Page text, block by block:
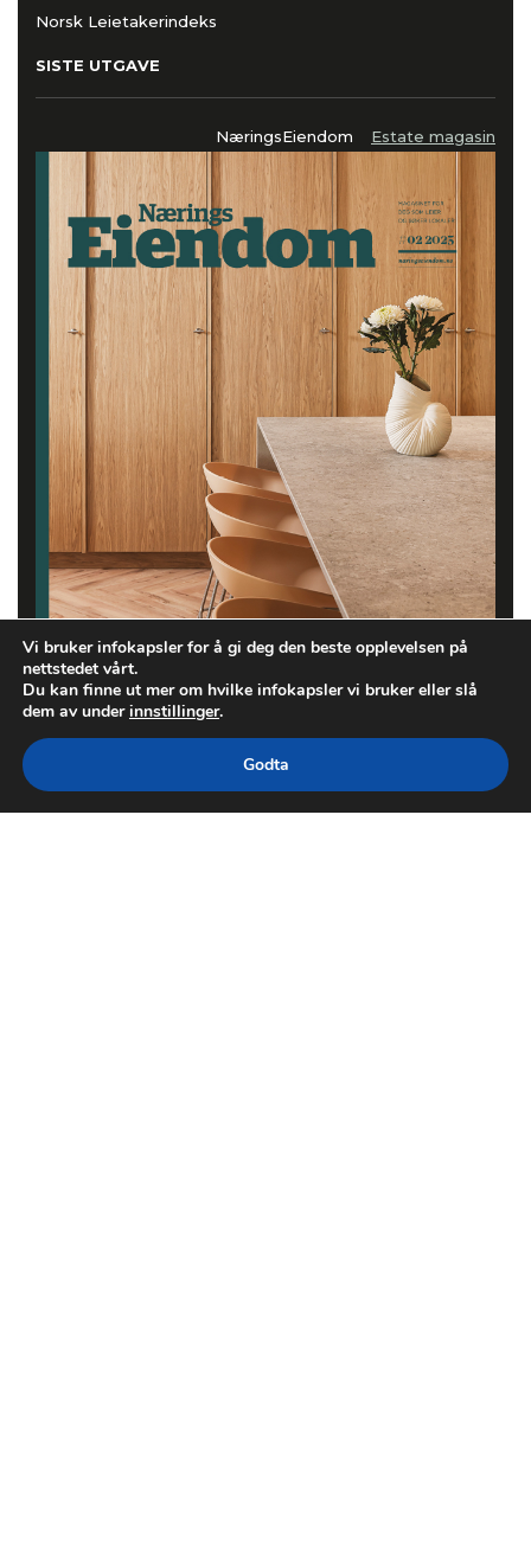
Norsk Leietakerindeks
SISTE UTGAVE
NæringsEiendom Estate magasin
Vi bruker infokapsler for å gi deg den beste opplevelsen på
nettstedet vårt.
Du kan finne ut mer om hvilke infokapsler vi bruker eller slå
dem av underinnstillinger.
Godta